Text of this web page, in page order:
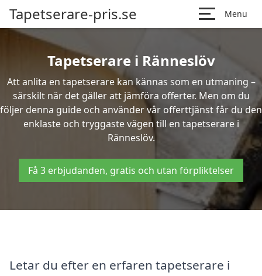
Tapetserare-pris.se Menu
Tapetserare i Ränneslöv
Att anlita en tapetserare kan kännas som en utmaning –
särskilt när det gäller att jämföra offerter. Men om du
följer denna guide och använder vår offerttjänst får du den
enklaste och tryggaste vägen till en tapetserare i
Ränneslöv.
Få 3 erbjudanden, gratis och utan förpliktelser
Letar du efter en erfaren tapetserare i